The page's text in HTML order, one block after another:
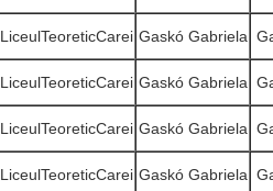
LiceulTeoreticCarei Gaskó Gabriela
LiceulTeoreticCarei Gaskó Gabriela
LiceulTeoreticCarei Gaskó Gabriela
LiceulTeoreticCarei Gaskó Gabriela